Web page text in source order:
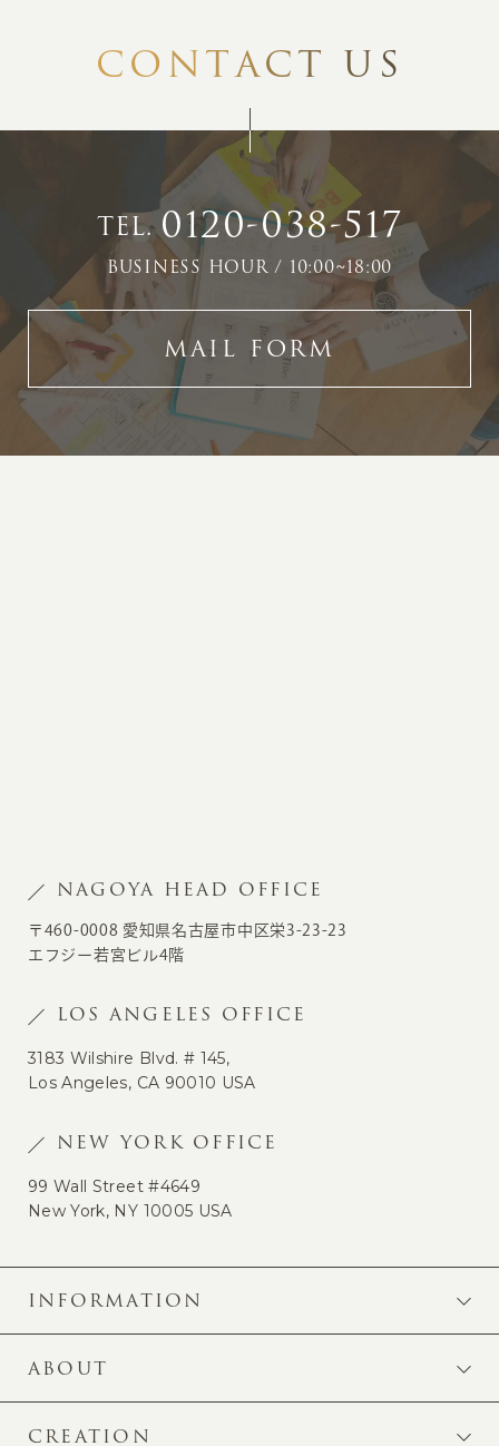
CONTACT US
TEL.0120-038-517
BUSINESS HOUR / 10:00~18:00
MAIL FORM
NAGOYA HEAD OFFICE
〒460-0008 愛知県名古屋市中区栄3-23-23
エフジー若宮ビル4階
LOS ANGELES OFFICE
3183 Wilshire Blvd. # 145,
Los Angeles, CA 90010 USA
NEW YORK OFFICE
99 Wall Street #4649
New York, NY 10005 USA
INFORMATION
ABOUT
CREATION